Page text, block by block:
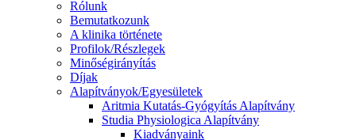
Rólunk
Bemutatkozunk
A klinika története
Profilok/Részlegek
Minőségirányítás
Díjak
Alapítványok/Egyesületek
Aritmia Kutatás-Gyógyítás Alapítvány
Studia Physiologica Alapítvány
Kiadványaink